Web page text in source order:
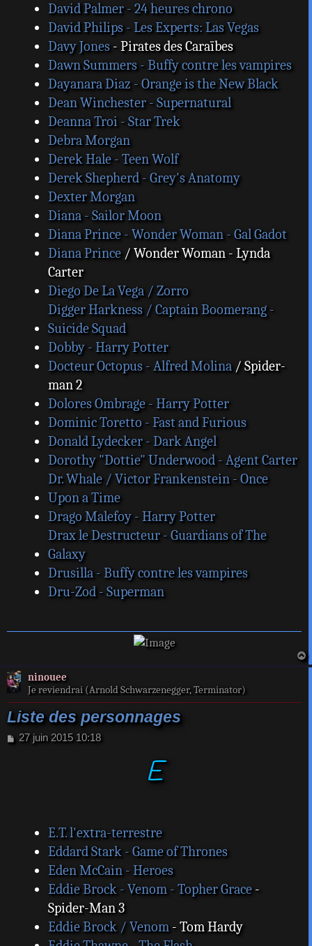
David Palmer - 24 heures chrono
David Philips - Les Experts: Las Vegas
Davy Jones- Pirates des Caraïbes
Dawn Summers - Buffy contre les vampires
Dayanara Diaz - Orange is the New Black
Dean Winchester - Supernatural
Deanna Troi - Star Trek
Debra Morgan
Derek Hale - Teen Wolf
Derek Shepherd - Grey's Anatomy
Dexter Morgan
Diana - Sailor Moon
Diana Prince - Wonder Woman - Gal Gadot
Diana Prince/ Wonder Woman - Lynda
Carter
Diego De La Vega / Zorro
Digger Harkness / Captain Boomerang -
Suicide Squad
Dobby - Harry Potter
Docteur Octopus - Alfred Molina/ Spider-
man 2
Dolores Ombrage - Harry Potter
Dominic Toretto - Fast and Furious
Donald Lydecker - Dark Angel
Dorothy "Dottie" Underwood - Agent Carter
Dr. Whale / Victor Frankenstein - Once
Upon a Time
Drago Malefoy - Harry Potter
Drax le Destructeur - Guardians of The
Galaxy
Drusilla - Buffy contre les vampires
Dru-Zod - Superman
a
ninouee
Je reviendrai (Arnold Schwarzenegger, Terminator)
Liste des personnages
M
27 juin 2015 10:18
E
E.T. l'extra-terrestre
Eddard Stark - Game of Thrones
Eden McCain - Heroes
Eddie Brock - Venom - Topher Grace-
Spider-Man 3
Eddie Brock / Venom- Tom Hardy